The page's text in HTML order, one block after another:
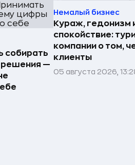
собирать
решения —
Немалый бизнес
Кураж, гедонизм
спокойствие:
компании о том,
клиенты
05 августа 2026,